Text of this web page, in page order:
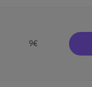
9€